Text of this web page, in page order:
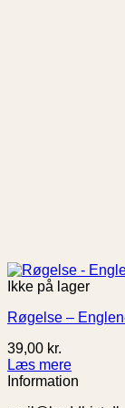
Ikke på lager
Røgelse –
39,00 kr.
Læs mere
Information